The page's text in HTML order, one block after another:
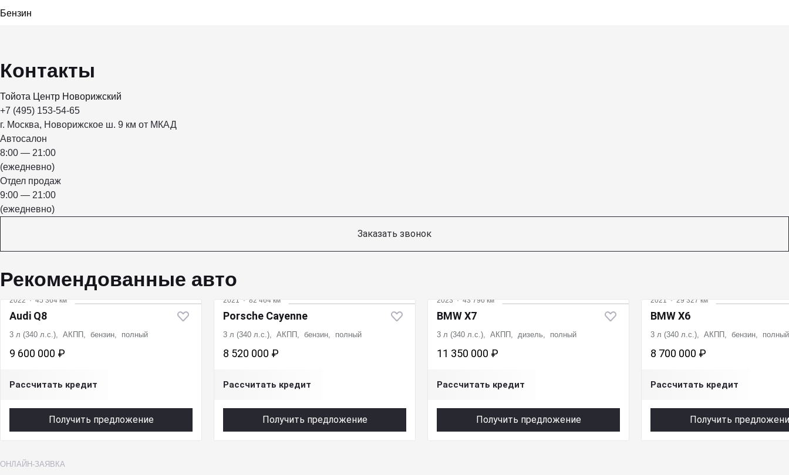
Бензин
Контакты
Тойота Центр Новорижский
+7 (495) 153-54-65
г. Москва, Новорижское ш. 9 км от МКАД
Автосалон
8:00 — 21:00
(ежедневно)
Отдел продаж
9:00 — 21:00
(ежедневно)
Заказать звонок
Рекомендованные авто
2022 · 45 364 км
Audi Q8
3 л (340 л.с.), АКПП, бензин, полный
9 600 000 ₽
Рассчитать кредит
Получить предложение
2021 · 82 464 км
Porsche Cayenne
3 л (340 л.с.), АКПП, бензин, полный
8 520 000 ₽
Рассчитать кредит
Получить предложение
2023 · 43 796 км
BMW X7
3 л (340 л.с.), АКПП, дизель, полный
11 350 000 ₽
Рассчитать кредит
Получить предложение
2021 · 29 327 км
BMW X6
3 л (340 л.с.), АКПП, бензин, полный
8 700 000 ₽
Рассчитать кредит
Получить
ОНЛАЙН-ЗАЯВКА